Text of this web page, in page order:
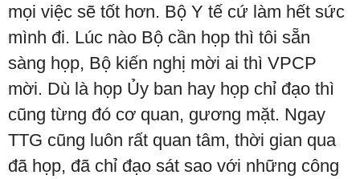
mọi việc sẽ tốt hơn. Bộ Y tế cứ làm hết sức
mình đi. Lúc nào Bộ cần họp thì tôi sẵn
sàng họp, Bộ kiến nghị mời ai thì VPCP
mời. Dù là họp Ủy ban hay họp chỉ đạo thì
cũng từng đó cơ quan, gương mặt. Ngay
TTG cũng luôn rất quan tâm, thời gian qua
đã họp, đã chỉ đạo sát sao với những công